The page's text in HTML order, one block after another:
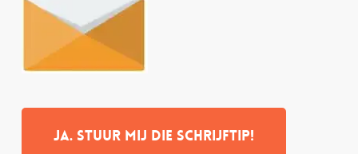
Ja. stuur mij die schrijftip!